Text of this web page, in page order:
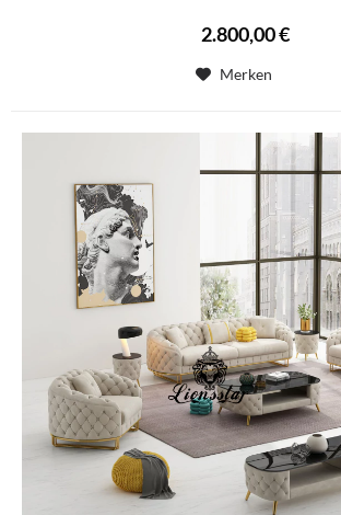
2.800,00 €
Merken